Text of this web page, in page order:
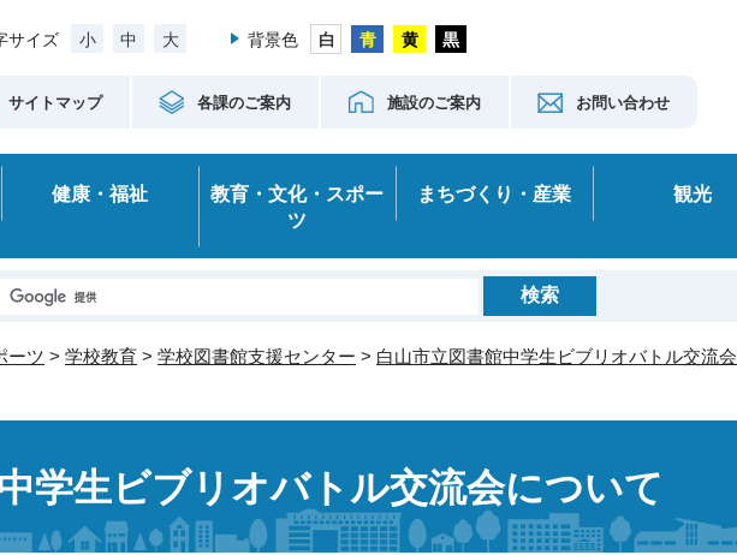
サイズ 小 中 大 背景色
サイトマップ 各課のご案内 施設のご案内 お問い合わせ
健康・福祉
教育・文化・スポー
ツ
まちづくり・産業 観光
ーツ > 学校教育 > 学校図書館支援センター > 白山市立図書館中学生ビブリオバトル交流会
学生ビブリオバトル交流会について